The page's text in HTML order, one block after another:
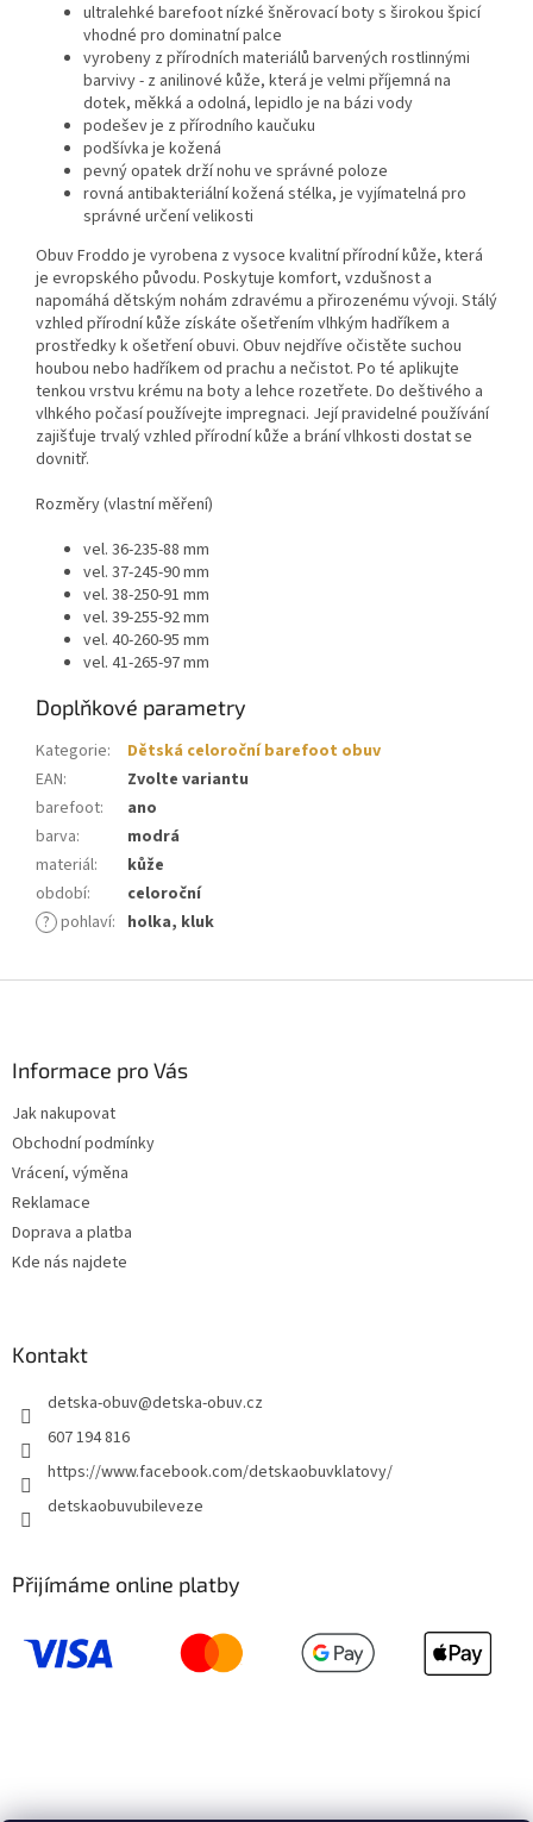
ultralehké barefoot nízké šněrovací boty s širokou špicí
vhodné pro dominatní palce
vyrobeny z přírodních materiálů barvených rostlinnými
barvivy - z anilinové kůže, která je velmi příjemná na
dotek, měkká a odolná, lepidlo je na bázi vody
podešev je z přírodního kaučuku
podšívka je kožená
pevný opatek drží nohu ve správné poloze
rovná antibakteriální kožená stélka, je vyjímatelná pro
správné určení velikosti
Obuv Froddo je vyrobena z vysoce kvalitní přírodní kůže, která
je evropského původu. Poskytuje komfort, vzdušnost a
napomáhá dětským nohám zdravému a přirozenému vývoji. Stálý
vzhled přírodní kůže získáte ošetřením vlhkým hadříkem a
prostředky k ošetření obuvi. Obuv nejdříve očistěte suchou
houbou nebo hadříkem od prachu a nečistot. Po té aplikujte
tenkou vrstvu krému na boty a lehce rozetřete. Do deštivého a
vlhkého počasí používejte impregnaci. Její pravidelné používání
zajišťuje trvalý vzhled přírodní kůže a brání vlhkosti dostat se
dovnitř.
Rozměry (vlastní měření)
vel. 36-235-88 mm
vel. 37-245-90 mm
vel. 38-250-91 mm
vel. 39-255-92 mm
vel. 40-260-95 mm
vel. 41-265-97 mm
Doplňkové parametry
Kategorie:
Dětská celoroční barefoot obuv
EAN:
Zvolte variantu
barefoot:
ano
barva:
modrá
materiál:
kůže
období:
celoroční
? pohlaví: holka, kluk
Informace pro Vás
Jak nakupovat
Obchodní podmínky
Vrácení, výměna
Reklamace
Doprava a platba
Kde nás najdete
Kontakt
detska-obuv@detska-obuv.cz
607 194 816
https://www.facebook.com/detskaobuvklatovy/
detskaobuvubileveze
Přijímáme online platby